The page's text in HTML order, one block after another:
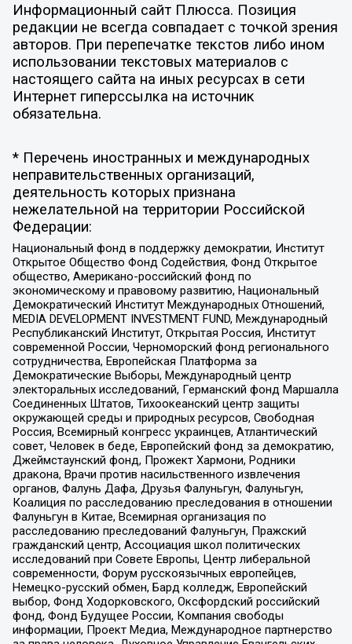
Информационный сайт Плюсса. Позиция
редакции не всегда совпадает с точкой зрения
авторов. При перепечатке текстов либо ином
использовании текстовых материалов с
настоящего сайта на иных ресурсах в сети
Интернет гиперссылка на источник
обязательна.
* Перечень иностранных и международных
неправительственных организаций,
деятельность которых признана
нежелательной на территории Российской
Федерации:
Национальный фонд в поддержку демократии, Институт
Открытое Общество Фонд Содействия, Фонд Открытое
общество, Американо-российский фонд по
экономическому и правовому развитию, Национальный
Демократический Институт Международных Отношений,
MEDIA DEVELOPMENT INVESTMENT FUND, Международный
Республиканский Институт, Открытая Россия, Институт
современной России, Черноморский фонд регионального
сотрудничества, Европейская Платформа за
Демократические Выборы, Международный центр
электоральных исследований, Германский фонд Маршалла
Соединенных Штатов, Тихоокеанский центр защиты
окружающей среды и природных ресурсов, Свободная
Россия, Всемирный конгресс украинцев, Атлантический
совет, Человек в беде, Европейский фонд за демократию,
Джеймстаунский фонд, Прожект Хармони, Родники
дракона, Врачи против насильственного извлечения
органов, Фалунь Дафа, Друзья Фалуньгун, Фалуньгун,
Коалиция по расследованию преследования в отношении
Фалуньгун в Китае, Всемирная организация по
расследованию преследований Фалуньгун, Пражский
гражданский центр, Ассоциация школ политических
исследований при Совете Европы, Центр либеральной
современности, Форум русскоязычных европейцев,
Немецко-русский обмен, Бард колледж, Европейский
выбор, Фонд Ходорковского, Оксфордский российский
фонд, Фонд Будущее России, Компания свободы
информации, Проект Медиа, Международное партнерство